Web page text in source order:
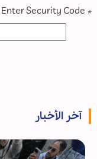
*
آخر الأخبار